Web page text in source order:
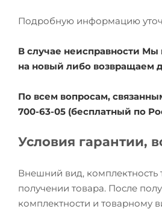
Подробную информацию
В случае неисправности Мы
на новый либо возвращаем
По всем вопросам,
700-63-05 (бесплатный по
Условия гарантии,
Внешний вид, комплектность
получении товара. После
комплектности и товарному